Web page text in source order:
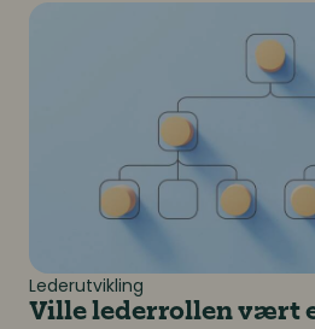
Lederutvikling
Ville lederrollen vært
Ville lederrollen vært enklere